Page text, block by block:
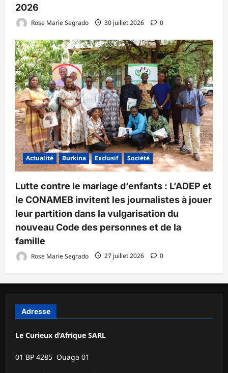
2026
Rose Marie Segrado 30 juillet 2026 0
Actualité Burkina Exclusif Société
Lutte contre le mariage d’enfants : L’ADEP et
le CONAMEB invitent les journalistes à jouer
leur partition dans la vulgarisation du
nouveau Code des personnes et de la
famille
Rose Marie Segrado 27 juillet 2026 0
Adresse
Le Curieux d’Afrique SARL
01 BP 4285 Ouaga 01